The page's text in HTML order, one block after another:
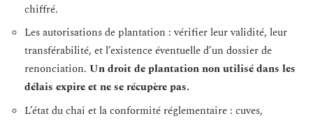
chiffré.
Les autorisations de plantation : vérifier leur validité, leur
transférabilité, et l’existence éventuelle d’un dossier de
renonciation. Un droit de plantation non utilisé dans les
délais expire et ne se récupère pas.
L’état du chai et la conformité réglementaire : cuves,